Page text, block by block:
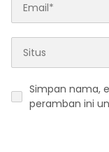
Simpan nama,
peramban ini